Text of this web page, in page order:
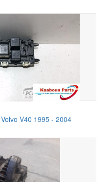
V40 1995 - 2004